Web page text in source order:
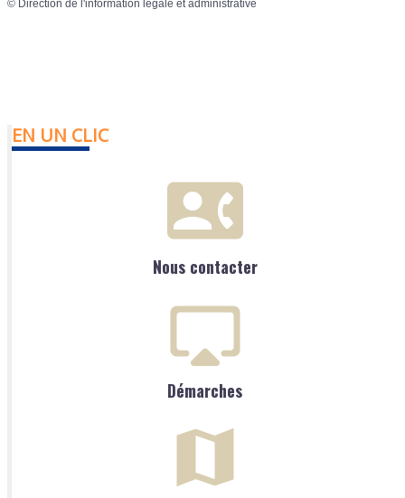
© Direction de l'information légale et administrative
EN UN CLIC
Nous contacter
Démarches